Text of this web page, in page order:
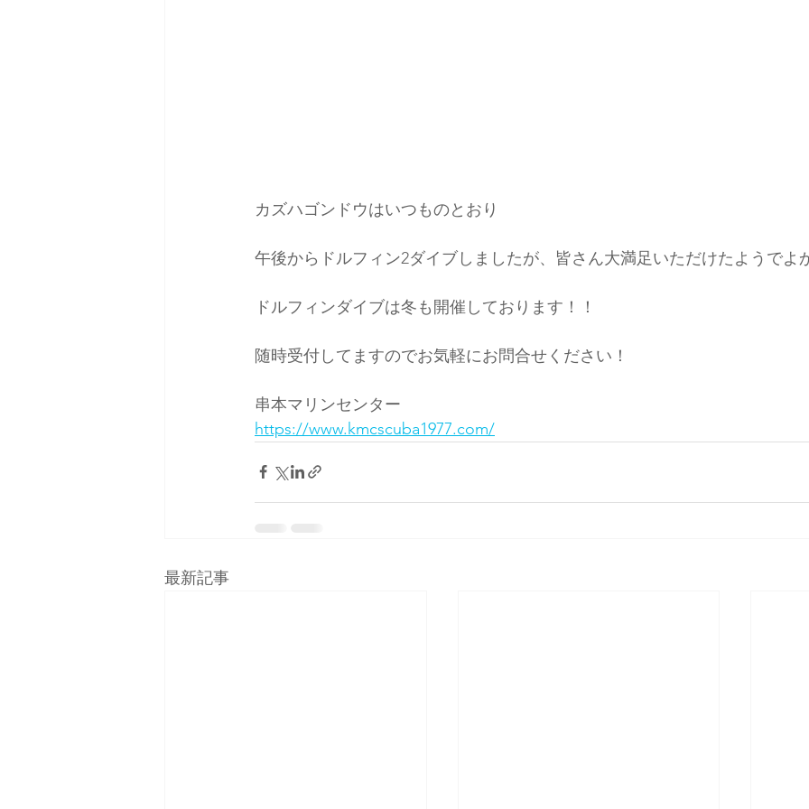
カズハゴンドウはいつものとおり
午後からドルフィン2ダイブしましたが、皆さん大満足いただけたようでよ
ドルフィンダイブは冬も開催しております！！
随時受付してますのでお気軽にお問合せください！
串本マリンセンター
https://www.kmcscuba1977.com/
最新記事